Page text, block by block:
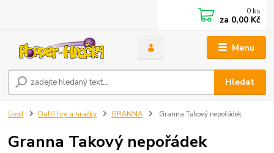
Menu
Hledat
0 ks
za 0,00 Kč
Úvod Další hry a hračky GRANNA Granna Takový nepořádek
Granna Takový nepořádek